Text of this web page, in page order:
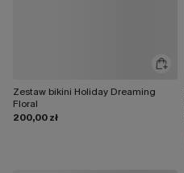
Zestaw bikini Holiday Dreaming
Floral
200,00 zł